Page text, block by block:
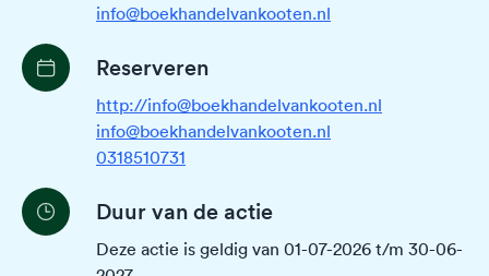
info@boekhandelvankooten.nl
Reserveren
http://info@boekhandelvankooten.nl
info@boekhandelvankooten.nl
0318510731
Duur van de actie
Deze actie is geldig van 01-07-2026 t/m 30-06-